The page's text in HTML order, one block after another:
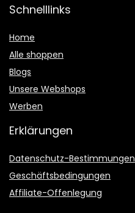
Schnelllinks
Home
Alle shoppen
Blogs
Unsere Webshops
Werben
Erklärungen
Datenschutz-Bestimmungen
Geschäftsbedingungen
Affiliate-Offenlegung